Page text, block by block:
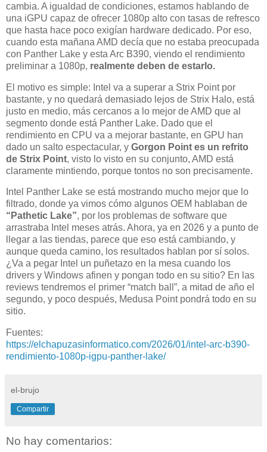
cambia. A igualdad de condiciones, estamos hablando de
una iGPU capaz de ofrecer 1080p alto con tasas de refresco
que hasta hace poco exigían hardware dedicado. Por eso,
cuando esta mañana AMD decía que no estaba preocupada
con Panther Lake y esta Arc B390, viendo el rendimiento
preliminar a 1080p, realmente deben de estarlo.
El motivo es simple: Intel va a superar a Strix Point por
bastante, y no quedará demasiado lejos de Strix Halo, está
justo en medio, más cercanos a lo mejor de AMD que al
segmento donde está Panther Lake. Dado que el
rendimiento en CPU va a mejorar bastante, en GPU han
dado un salto espectacular, y Gorgon Point es un refrito
de Strix Point, visto lo visto en su conjunto, AMD está
claramente mintiendo, porque tontos no son precisamente.
Intel Panther Lake se está mostrando mucho mejor que lo
filtrado, donde ya vimos cómo algunos OEM hablaban de
“Pathetic Lake”, por los problemas de software que
arrastraba Intel meses atrás. Ahora, ya en 2026 y a punto de
llegar a las tiendas, parece que eso está cambiando, y
aunque queda camino, los resultados hablan por sí solos.
¿Va a pegar Intel un puñetazo en la mesa cuando los
drivers y Windows afinen y pongan todo en su sitio? En las
reviews tendremos el primer “match ball”, a mitad de año el
segundo, y poco después, Medusa Point pondrá todo en su
sitio.
Fuentes:
https://elchapuzasinformatico.com/2026/01/intel-arc-b390-
rendimiento-1080p-igpu-panther-lake/
el-brujo
Compartir
No hay comentarios: